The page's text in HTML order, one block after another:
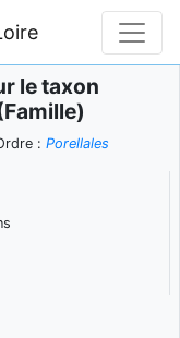
le taxon
: Porellales